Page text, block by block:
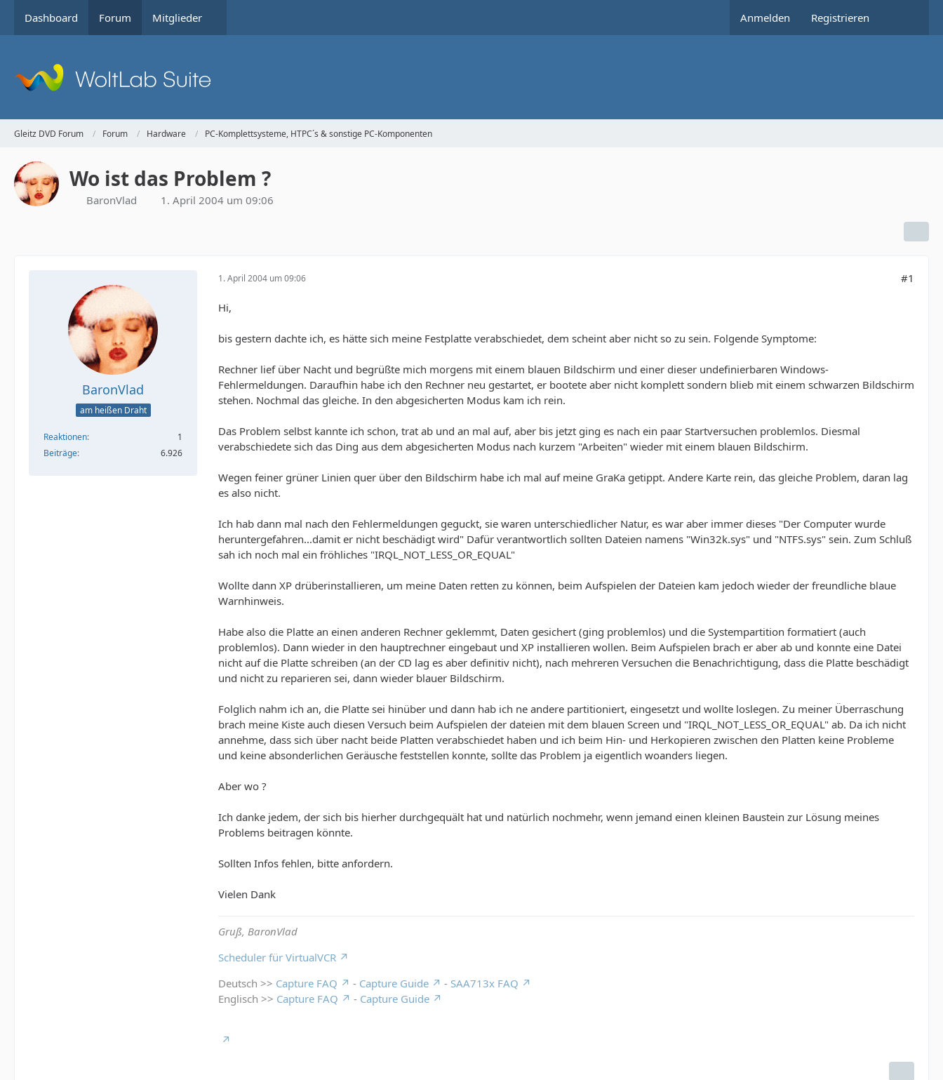
Dashboard Forum Mitglieder Anmelden Registrieren
Gleitz DVD Forum Forum Hardware PC-Komplettsysteme, HTPC´s & sonstige PC-Komponenten
Wo ist das Problem ?
BaronVlad 1. April 2004 um 09:06
BaronVlad
am heißen Draht
Reaktionen
1
Beiträge
6.926
1. April 2004 um 09:06 #1
Hi,
bis gestern dachte ich, es hätte sich meine Festplatte verabschiedet, dem scheint aber nicht so zu sein. Folgende Symptome:
Rechner lief über Nacht und begrüßte mich morgens mit einem blauen Bildschirm und einer dieser undefinierbaren Windows-
Fehlermeldungen. Daraufhin habe ich den Rechner neu gestartet, er bootete aber nicht komplett sondern blieb mit einem schwarzen Bildschirm
stehen. Nochmal das gleiche. In den abgesicherten Modus kam ich rein.
Das Problem selbst kannte ich schon, trat ab und an mal auf, aber bis jetzt ging es nach ein paar Startversuchen problemlos. Diesmal
verabschiedete sich das Ding aus dem abgesicherten Modus nach kurzem "Arbeiten" wieder mit einem blauen Bildschirm.
Wegen feiner grüner Linien quer über den Bildschirm habe ich mal auf meine GraKa getippt. Andere Karte rein, das gleiche Problem, daran lag
es also nicht.
Ich hab dann mal nach den Fehlermeldungen geguckt, sie waren unterschiedlicher Natur, es war aber immer dieses "Der Computer wurde
heruntergefahren...damit er nicht beschädigt wird" Dafür verantwortlich sollten Dateien namens "Win32k.sys" und "NTFS.sys" sein. Zum Schluß
sah ich noch mal ein fröhliches "IRQL_NOT_LESS_OR_EQUAL"
Wollte dann XP drüberinstallieren, um meine Daten retten zu können, beim Aufspielen der Dateien kam jedoch wieder der freundliche blaue
Warnhinweis.
Habe also die Platte an einen anderen Rechner geklemmt, Daten gesichert (ging problemlos) und die Systempartition formatiert (auch
problemlos). Dann wieder in den hauptrechner eingebaut und XP installieren wollen. Beim Aufspielen brach er aber ab und konnte eine Datei
nicht auf die Platte schreiben (an der CD lag es aber definitiv nicht), nach mehreren Versuchen die Benachrichtigung, dass die Platte beschädigt
und nicht zu reparieren sei, dann wieder blauer Bildschirm.
Folglich nahm ich an, die Platte sei hinüber und dann hab ich ne andere partitioniert, eingesetzt und wollte loslegen. Zu meiner Überraschung
brach meine Kiste auch diesen Versuch beim Aufspielen der dateien mit dem blauen Screen und "IRQL_NOT_LESS_OR_EQUAL" ab. Da ich nicht
annehme, dass sich über nacht beide Platten verabschiedet haben und ich beim Hin- und Herkopieren zwischen den Platten keine Probleme
und keine absonderlichen Geräusche feststellen konnte, sollte das Problem ja eigentlich woanders liegen.
Aber wo ?
Ich danke jedem, der sich bis hierher durchgequält hat und natürlich nochmehr, wenn jemand einen kleinen Baustein zur Lösung meines
Problems beitragen könnte.
Sollten Infos fehlen, bitte anfordern.
Vielen Dank
Gruß, BaronVlad
Scheduler für VirtualVCR
Deutsch >> Capture FAQ - Capture Guide - SAA713x FAQ
Englisch >> Capture FAQ - Capture Guide